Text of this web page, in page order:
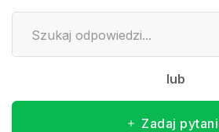
lub
Zadaj